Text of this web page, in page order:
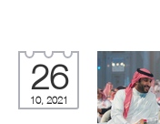
26
10, 2021